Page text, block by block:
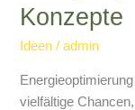
Konzepte
Ideen /admin
vielfältige